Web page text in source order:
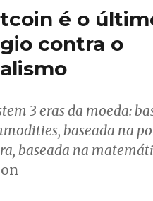
é o
contra o
3 eras da moeda:
baseada na
baseada na